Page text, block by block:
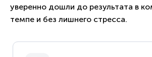
уверенно дошли до результата в
темпе и без лишнего стресса.